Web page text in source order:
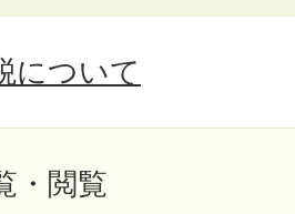
について
・閲覧